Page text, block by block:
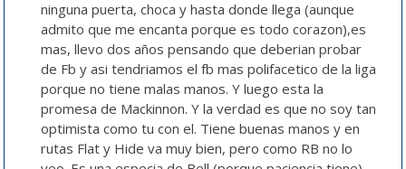
ninguna puerta, choca y hasta donde llega (aunque
admito que me encanta porque es todo corazon),es
mas, llevo dos años pensando que deberian probar
de Fb y asi tendriamos el fb mas polifacetico de la liga
porque no tiene malas manos. Y luego esta la
promesa de Mackinnon. Y la verdad es que no soy tan
optimista como tu con el. Tiene buenas manos y en
rutas Flat y Hide va muy bien, pero como RB no lo